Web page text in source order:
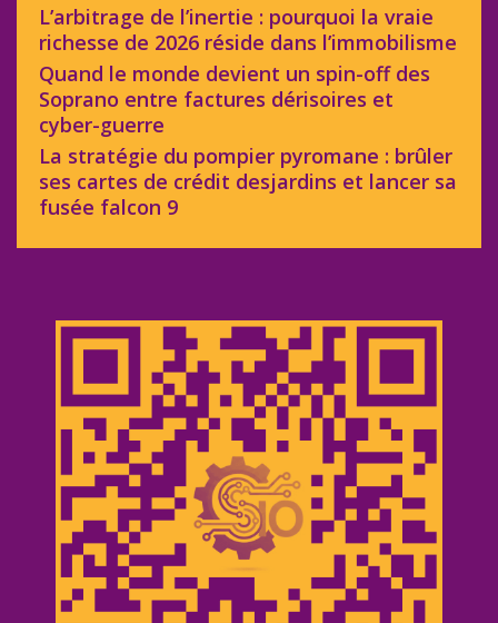
L’arbitrage de l’inertie : pourquoi la vraie
richesse de 2026 réside dans l’immobilisme
Quand le monde devient un spin-off des
Soprano entre factures dérisoires et
cyber-guerre
La stratégie du pompier pyromane : brûler
ses cartes de crédit desjardins et lancer sa
fusée falcon 9